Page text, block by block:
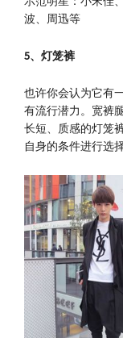
波、周迅等
5、灯笼裤
也许你会认为它有
有流行潜力。宽裤
长短、质感的灯笼
自身的条件进行选择